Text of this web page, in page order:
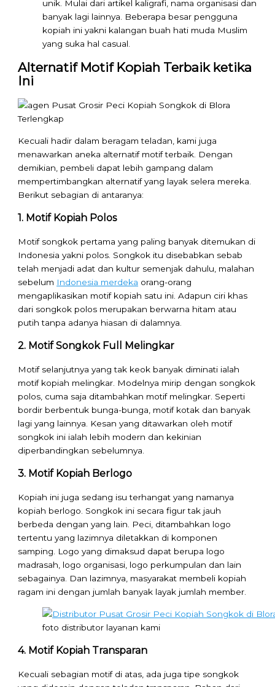
unik. Mulai dari artikel kaligrafi, nama organisasi dan
banyak lagi lainnya. Beberapa besar pengguna
kopiah ini yakni kalangan buah hati muda Muslim
yang suka hal casual.
Alternatif Motif Kopiah Terbaik ketika
Ini
Kecuali hadir dalam beragam teladan, kami juga
menawarkan aneka alternatif motif terbaik. Dengan
demikian, pembeli dapat lebih gampang dalam
mempertimbangkan alternatif yang layak selera mereka.
Berikut sebagian di antaranya:
1. Motif Kopiah Polos
Motif songkok pertama yang paling banyak ditemukan di
Indonesia yakni polos. Songkok itu disebabkan sebab
telah menjadi adat dan kultur semenjak dahulu, malahan
sebelum Indonesia merdeka orang-orang
mengaplikasikan motif kopiah satu ini. Adapun ciri khas
dari songkok polos merupakan berwarna hitam atau
putih tanpa adanya hiasan di dalamnya.
2. Motif Songkok Full Melingkar
Motif selanjutnya yang tak keok banyak diminati ialah
motif kopiah melingkar. Modelnya mirip dengan songkok
polos, cuma saja ditambahkan motif melingkar. Seperti
bordir berbentuk bunga-bunga, motif kotak dan banyak
lagi yang lainnya. Kesan yang ditawarkan oleh motif
songkok ini ialah lebih modern dan kekinian
diperbandingkan sebelumnya.
3. Motif Kopiah Berlogo
Kopiah ini juga sedang isu terhangat yang namanya
kopiah berlogo. Songkok ini secara figur tak jauh
berbeda dengan yang lain. Peci, ditambahkan logo
tertentu yang lazimnya diletakkan di komponen
samping. Logo yang dimaksud dapat berupa logo
madrasah, logo organisasi, logo perkumpulan dan lain
sebagainya. Dan lazimnya, masyarakat membeli kopiah
ragam ini dengan jumlah banyak layak jumlah member.
foto distributor layanan kami
4. Motif Kopiah Transparan
Kecuali sebagian motif di atas, ada juga tipe songkok